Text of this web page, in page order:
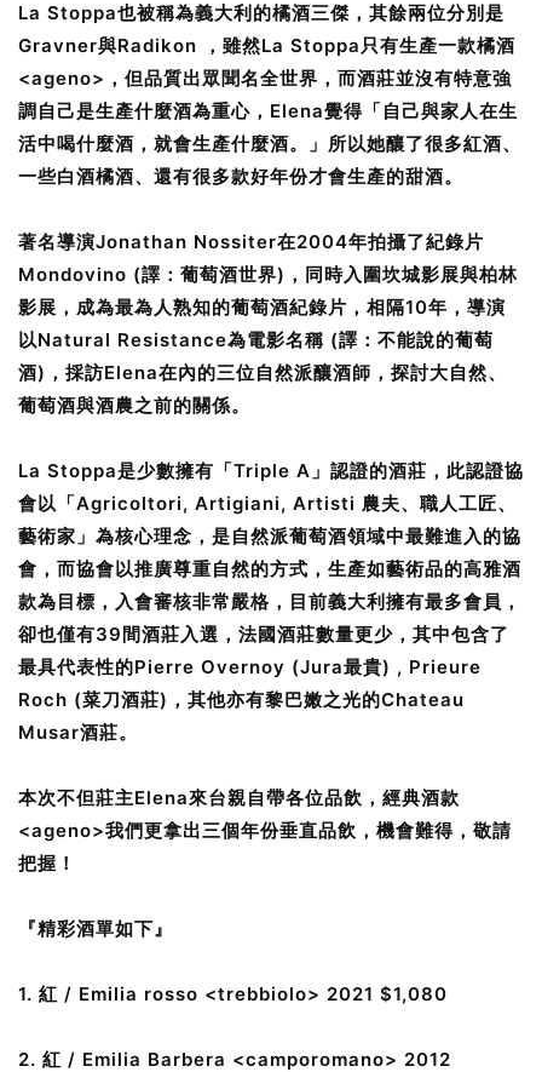
La Stoppa也被稱為義大利的橘酒三傑，其餘兩位分別是
Gravner與Radikon ，雖然La Stoppa只有生產一款橘酒
<ageno>，但品質出眾聞名全世界，而酒莊並沒有特意強
調自己是生產什麼酒為重心，Elena覺得「自己與家人在生
活中喝什麼酒，就會生產什麼酒。」所以她釀了很多紅酒、
一些白酒橘酒、還有很多款好年份才會生產的甜酒。
著名導演Jonathan Nossiter在2004年拍攝了紀錄片
Mondovino (譯：葡萄酒世界)，同時入圍坎城影展與柏林
影展，成為最為人熟知的葡萄酒紀錄片，相隔10年，導演
以Natural Resistance為電影名稱 (譯：不能說的葡萄
酒)，採訪Elena在內的三位自然派釀酒師，探討大自然、
葡萄酒與酒農之前的關係。
La Stoppa是少數擁有「Triple A」認證的酒莊，此認證協
會以「Agricoltori, Artigiani, Artisti 農夫、職人工匠、
藝術家」為核心理念，是自然派葡萄酒領域中最難進入的協
會，而協會以推廣尊重自然的方式，生產如藝術品的高雅酒
款為目標，入會審核非常嚴格，目前義大利擁有最多會員，
卻也僅有39間酒莊入選，法國酒莊數量更少，其中包含了
最具代表性的Pierre Overnoy (Jura最貴) , Prieure
Roch (菜刀酒莊)，其他亦有黎巴嫩之光的Chateau
Musar酒莊。
本次不但莊主Elena來台親自帶各位品飲，經典酒款
<ageno>我們更拿出三個年份垂直品飲，機會難得，敬請
把握！
『精彩酒單如下』
1. 紅 / Emilia rosso <trebbiolo> 2021 $1,080
2. 紅 / Emilia Barbera <camporomano> 2012